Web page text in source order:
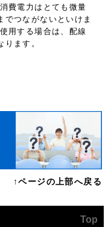
費電力はとても微量
でつながないといけま
用する場合は、配線
ます。
↑ページの上部へ戻る
Top